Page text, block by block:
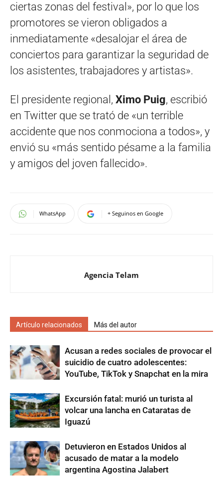
ciertas zonas del festival», por lo que los
promotores se vieron obligados a
inmediatamente «desalojar el área de
conciertos para garantizar la seguridad de
los asistentes, trabajadores y artistas».
El presidente regional, Ximo Puig, escribió
en Twitter que se trató de «un terrible
accidente que nos conmociona a todos», y
envió su «más sentido pésame a la familia
y amigos del joven fallecido».
WhatsApp + Seguinos en Google
Agencia Telam
Artículo relacionados Más del autor
Acusan a redes sociales de provocar el
suicidio de cuatro adolescentes:
YouTube, TikTok y Snapchat en la mira
Excursión fatal: murió un turista al
volcar una lancha en Cataratas de
Iguazú
Detuvieron en Estados Unidos al
acusado de matar a la modelo
argentina Agostina Jalabert